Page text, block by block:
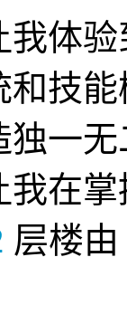
我体
和技
独一
我在
层楼由